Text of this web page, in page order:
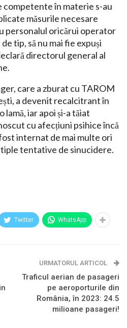
competente în materie s-au
măsurile necesare
personalul oricărui operator
tip, să nu mai fie expuși
directorul general al
care a zburat cu TAROM
a devenit recalcitrant în
lamă, iar apoi și-a tăiat
cu afecțiuni psihice încă
internat de mai multe ori
tentative de sinucidere.
Twitter WhatsApp
URMATORUL ARTICOL
Traficul aerian de pasageri
pe aeroporturile din
România, în 2023: 24.5
milioane pasageri!